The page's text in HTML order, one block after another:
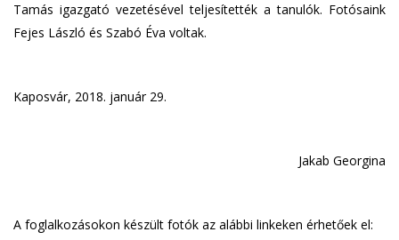
Tamás igazgató vezetésével teljesítették a tanulók. Fotósaink
Fejes László és Szabó Éva voltak.
Kaposvár, 2018. január 29.
Jakab Georgina
A foglalkozásokon készült fotók az alábbi linkeken érhetőek el: